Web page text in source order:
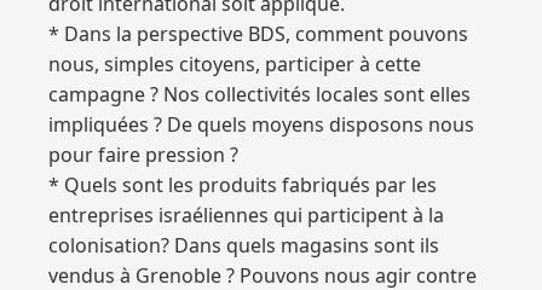
* Dans la perspective BDS, comment pouvons
nous, simples citoyens, participer à cette
campagne ? Nos collectivités locales sont elles
impliquées ? De quels moyens disposons nous
pour faire pression ?
* Quels sont les produits fabriqués par les
entreprises israéliennes qui participent à la
colonisation? Dans quels magasins sont ils
vendus à Grenoble ? Pouvons nous agir contre